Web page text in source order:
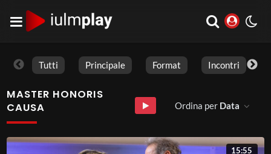
Tutti Principale Format Incontri
MASTER HONORIS
CAUSA
Ordina per Data
15:55